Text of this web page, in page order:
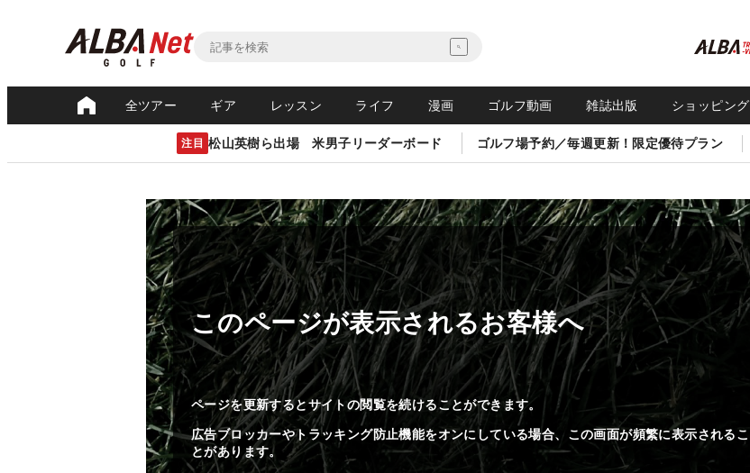
全ツアー ギア レッスン ライフ 漫画 ゴルフ動画 雑誌出版 ショッピング
注目 松山英樹ら出場 米男子リーダーボード ゴルフ場予約／毎週更新！限定優待プラン
このページが表示されるお客様へ
ページを更新するとサイトの閲覧を続けることができます。
広告ブロッカーやトラッキング防止機能をオンにしている場合、この画面が頻繁に表示されるこ
とがあります。